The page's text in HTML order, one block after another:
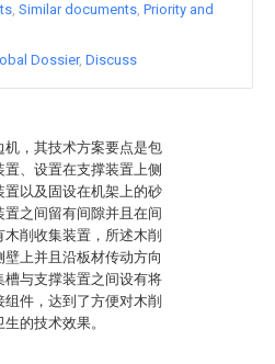
，其技术方案要点是包
、设置在支撑装置上侧
以及固设在机架上的砂
之间留有间隙并且在间
削收集装置，所述木削
上并且沿板材传动方向
与支撑装置之间设有将
件，达到了方便对木削
的技术效果。
Similar documents Priority and
Dossier Discuss